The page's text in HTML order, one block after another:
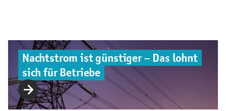
Nachtstrom ist günstiger – Das lohnt
sich für Betriebe